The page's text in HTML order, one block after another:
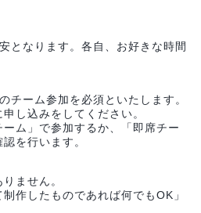
となります。各自、お好きな時間
チーム参加を必須といたします。
し込みをしてください。
ム」で参加するか、「即席チー
を行います。
ません。
作したものであれば何でもOK」